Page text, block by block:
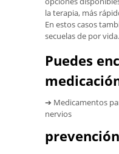
la terapia, más
En estos casos
secuelas de por vida.
Puedes
➔ Medicamentos
nervios
prevención